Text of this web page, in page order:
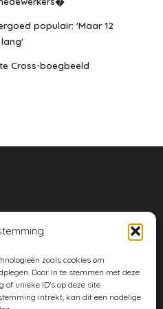
zoals cookies om
Door in te stemmen met deze
of unieke ID's op deze site
intrekt, kan dit een nadelige
populair: 'Maar 12
Cross-boegbeeld